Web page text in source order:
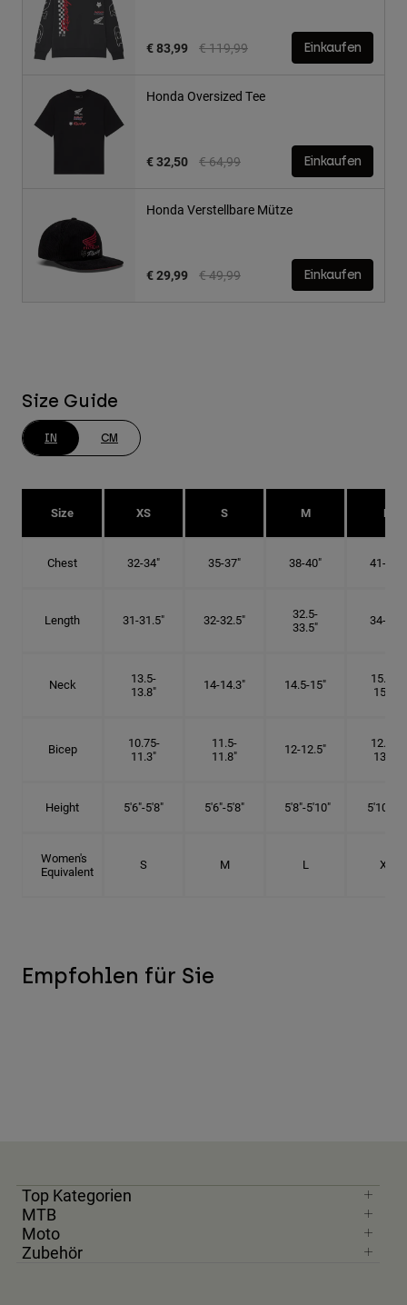
Price reduced from
€ 119,99to
€ 83,99 Einkaufen
Honda Oversized Tee
Price reduced from
€ 64,99to
€ 32,50 Einkaufen
Honda Verstellbare Mütze
Price reduced from
€ 49,99to
€ 29,99 Einkaufen
Size Guide
IN CM
Size XS S M L
Chest 32-34" 35-37" 38-40" 41-43"
Length 31-31.5" 32-32.5"
32.5-
33.5"
34-35"
Neck
13.5-
13.8"
14-14.3" 14.5-15"
15.25-
15.5"
Bicep
10.75-
11.3"
11.5-
11.8"
12-12.5"
12.75-
13.3"
Height 5'6"-5'8" 5'6"-5'8" 5'8"-5'10" 5'10"- 6'
Women's
Equivalent
S M L XL
Empfohlen für Sie
Top Kategorien
MTB
Moto
Zubehör